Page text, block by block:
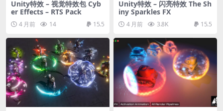
Unity特效 – 视觉特效包 Cyb
er Effects – RTS Pack
4 月前 14 15.5
Unity特效 – 闪亮特效 The Sh
iny Sparkles FX
4 月前 3.8K 15.5